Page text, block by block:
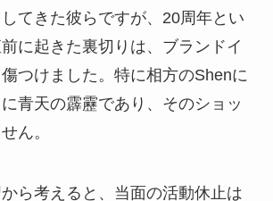
てきた彼らですが、20周年とい
に起きた裏切りは、ブランドイ
つけました。特に相方のShenに
青天の霹靂であり、そのショッ
ん。
ら考えると、当面の活動休止は